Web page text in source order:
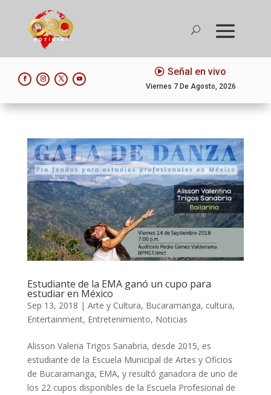
Señal en vivo
Viernes 7 De Agosto, 2026
Estudiante de la EMA ganó un cupo para
estudiar en México
Sep 13, 2018 | Arte y Cultura, Bucaramanga, cultura,
Entertainment, Entretenimiento, Noticias
Alisson Valeria Trigos Sanabria, desde 2015, es
estudiante de la Escuela Municipal de Artes y Oficios
de Bucaramanga, EMA, y resultó ganadora de uno de
los 22 cupos disponibles de la Escuela Profesional de